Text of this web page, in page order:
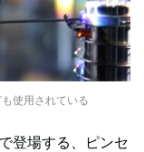
使用されている
登場する、ピンセ